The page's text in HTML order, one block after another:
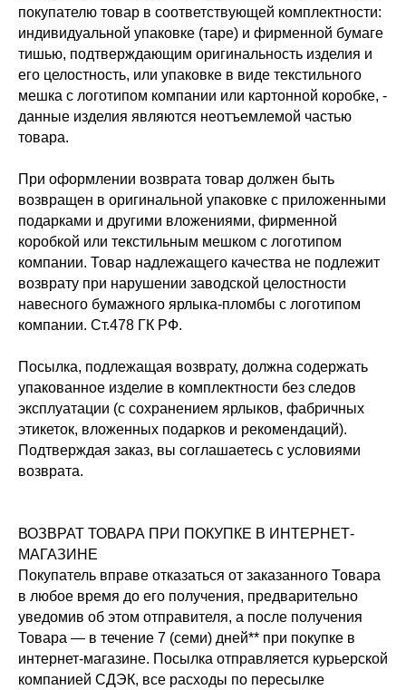
покупателю товар в соответствующей комплектности:
индивидуальной упаковке (таре) и фирменной бумаге
тишью, подтверждающим оригинальность изделия и
его целостность, или упаковке в виде текстильного
мешка с логотипом компании или картонной коробке, -
данные изделия являются неотъемлемой частью
товара.
При оформлении возврата товар должен быть
возвращен в оригинальной упаковке с приложенными
подарками и другими вложениями, фирменной
коробкой или текстильным мешком с логотипом
компании. Товар надлежащего качества не подлежит
возврату при нарушении заводской целостности
навесного бумажного ярлыка-пломбы с логотипом
компании. Ст.478 ГК РФ.
Посылка, подлежащая возврату, должна содержать
упакованное изделие в комплектности без следов
эксплуатации (с сохранением ярлыков, фабричных
этикеток, вложенных подарков и рекомендаций).
Подтверждая заказ, вы соглашаетесь с условиями
возврата.
ВОЗВРАТ ТОВАРА ПРИ ПОКУПКЕ В ИНТЕРНЕТ-
МАГАЗИНЕ
Покупатель вправе отказаться от заказанного Товара
в любое время до его получения, предварительно
уведомив об этом отправителя, а после получения
Товара — в течение 7 (семи) дней** при покупке в
интернет-магазине. Посылка отправляется курьерской
компанией СДЭК, все расходы по пересылке
ИП Малышева Анастасия
@Nuverance
обмена